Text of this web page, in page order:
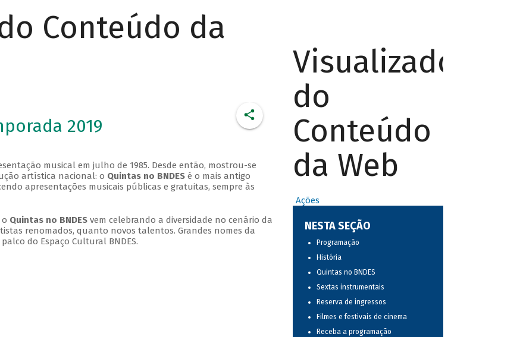
Conteúdo da
2019
musical em julho de 1985. Desde então, mostrou-se
artística nacional: o Quintas no BNDESé o mais antigo
apresentações musicais públicas e gratuitas, sempre às
Quintas no BNDESvem celebrando a diversidade no cenário da
renomados, quanto novos talentos. Grandes nomes da
do Espaço Cultural BNDES.
Visualizador
do
Conteúdo
da Web
Ações
NESTA SEÇÃO
Programação
História
Quintas no BNDES
Sextas instrumentais
Reserva de ingressos
Filmes e festivais de cinema
Receba a programação